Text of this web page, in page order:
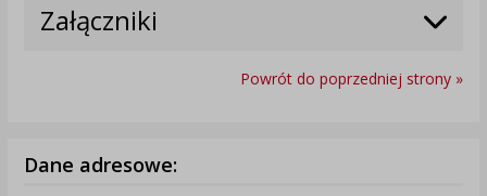
Załączniki
Powrót do poprzedniej strony »
Dane adresowe: